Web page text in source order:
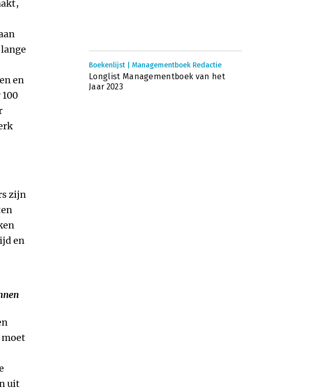
en
zijn
en
uit
Boekenlijst | Managementboek Redactie
Longlist Managementboek van het
Jaar 2023